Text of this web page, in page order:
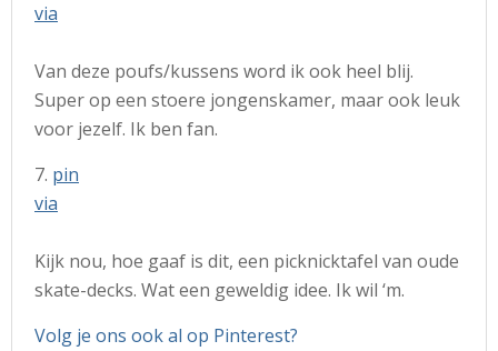
via
Van deze poufs/kussens word ik ook heel blij.
Super op een stoere jongenskamer, maar ook leuk
voor jezelf. Ik ben fan.
7. pin
via
Kijk nou, hoe gaaf is dit, een picknicktafel van oude
skate-decks. Wat een geweldig idee. Ik wil ‘m.
Volg je ons ook al op Pinterest?